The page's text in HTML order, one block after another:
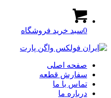
0سبد خرید فروشگاه
صفحه اصلی
سفارش قطعه
تماس با ما
درباره ما